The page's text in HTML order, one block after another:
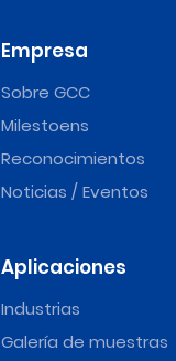
Empresa
Sobre GCC
Milestoens
Reconocimientos
Noticias / Eventos
Aplicaciones
Industrias
Galería de muestras